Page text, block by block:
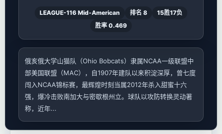
LEAGUE-116 Mid-American 排名 8
15胜17负
胜率 0.469
俄亥俄大学山猫队（Ohio Bobcats）隶属NCAA一级联盟中
部美国联盟（MAC），自1907年建队以来积淀深厚，曾七度
闯入NCAA锦标赛，最辉煌时刻当属2012年杀入甜蜜十六
强，爆冷击败南加大与密歇根州立。球队以攻防转换灵动著
称，近年...